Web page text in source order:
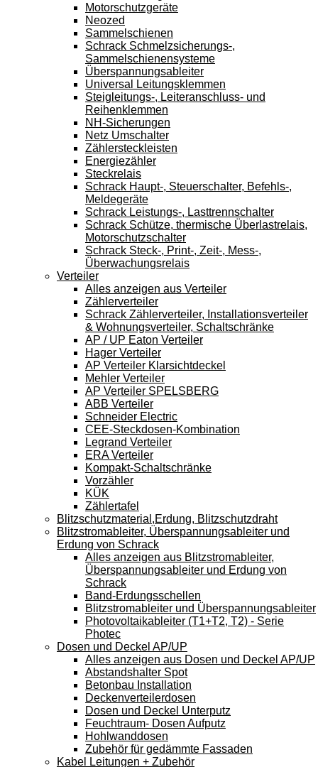
Motorschutzgeräte
Neozed
Sammelschienen
Schrack Schmelzsicherungs-,
Sammelschienensysteme
Überspannungsableiter
Universal Leitungsklemmen
Steigleitungs-, Leiteranschluss- und
Reihenklemmen
NH-Sicherungen
Netz Umschalter
Zählersteckleisten
Energiezähler
Steckrelais
Schrack Haupt-, Steuerschalter, Befehls-,
Meldegeräte
Schrack Leistungs-, Lasttrennschalter
Schrack Schütze, thermische Überlastrelais,
Motorschutzschalter
Schrack Steck-, Print-, Zeit-, Mess-,
Überwachungsrelais
Verteiler
Alles anzeigen aus Verteiler
Zählerverteiler
Schrack Zählerverteiler, Installationsverteiler
& Wohnungsverteiler, Schaltschränke
AP / UP Eaton Verteiler
Hager Verteiler
AP Verteiler Klarsichtdeckel
Mehler Verteiler
AP Verteiler SPELSBERG
ABB Verteiler
Schneider Electric
CEE-Steckdosen-Kombination
Legrand Verteiler
ERA Verteiler
Kompakt-Schaltschränke
Vorzähler
KÜK
Zählertafel
Blitzschutzmaterial,Erdung, Blitzschutzdraht
Blitzstromableiter, Überspannungsableiter und
Erdung von Schrack
Alles anzeigen aus Blitzstromableiter,
Überspannungsableiter und Erdung von
Schrack
Band-Erdungsschellen
Blitzstromableiter und Überspannungsableiter
Photovoltaikableiter (T1+T2, T2) - Serie
Photec
Dosen und Deckel AP/UP
Alles anzeigen aus Dosen und Deckel AP/UP
Abstandshalter Spot
Betonbau Installation
Deckenverteilerdosen
Dosen und Deckel Unterputz
Feuchtraum- Dosen Aufputz
Hohlwanddosen
Zubehör für gedämmte Fassaden
Kabel Leitungen + Zubehör